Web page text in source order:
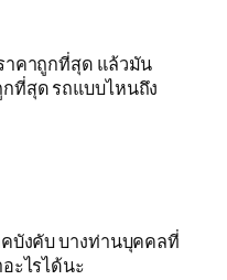
คาถูกที่สุด แล้วมัน
ที่สุด รถแบบไหนถึง
บังคับ บางท่านบุคคลที่
ะไรได้นะ